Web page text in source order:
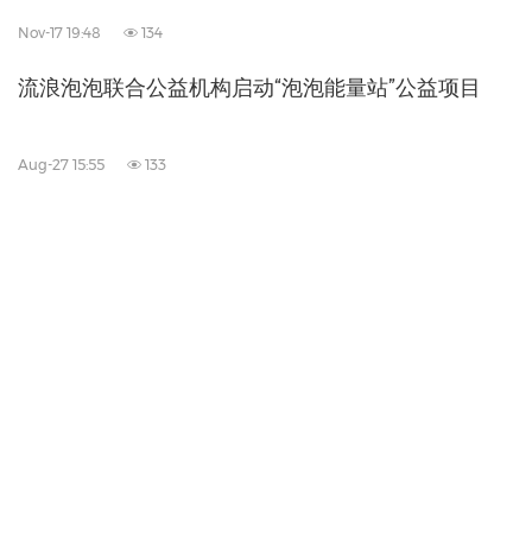
Nov-17 19:48 134
流浪泡泡联合公益机构启动“泡泡能量站”公益项目
Aug-27 15:55 133